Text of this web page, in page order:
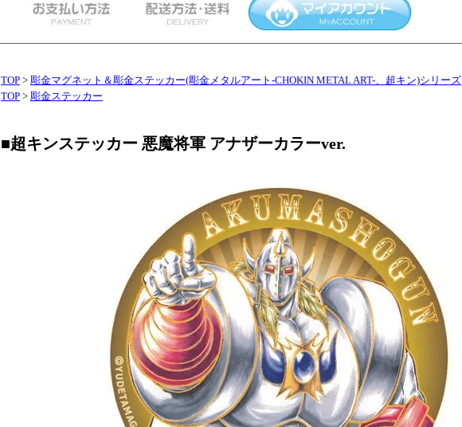
TOP > 彫金マグネット＆彫金ステッカー(彫金メタルアート-CHOKIN METAL ART-、超キン)シリーズ
TOP > 彫金ステッカー
■超キンステッカー 悪魔将軍 アナザーカラーver.